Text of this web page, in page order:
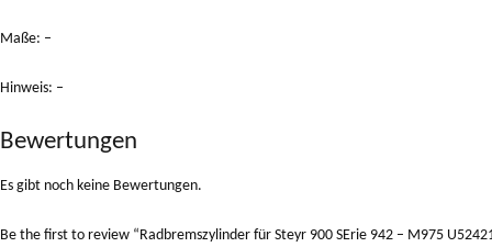
Maße: –
Hinweis: –
Bewertungen
Es gibt noch keine Bewertungen.
Be the first to review “Radbremszylinder für Steyr 900 SErie 942 – M975